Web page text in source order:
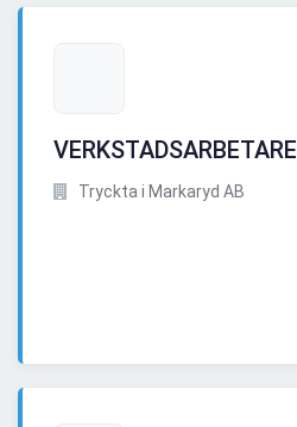
VERKSTADSARBETARE
Tryckta i Markaryd AB